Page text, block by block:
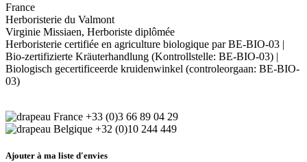
France
Herboristerie du Valmont
Virginie Missiaen, Herboriste diplômée
Herboristerie certifiée en agriculture biologique par BE-BIO-03 |
Bio-zertifizierte Kräuterhandlung (Kontrollstelle: BE-BIO-03) |
Biologisch gecertificeerde kruidenwinkel (controleorgaan: BE-BIO-
03)
+33 (0)3 66 89 04 29
+32 (0)10 244 449
Ajouter à ma liste d'envies